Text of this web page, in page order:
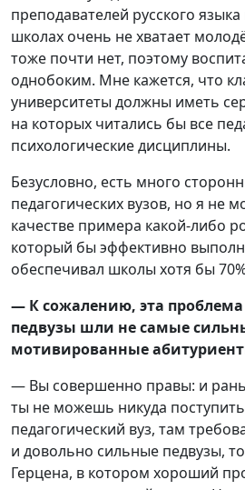
преподавателей русского
школах очень не хватает
тоже почти нет, поэтому
однобоким. Мне кажется, что
университеты должны иметь
на которых читались бы все
психологические дисциплины.
Безусловно, есть много
педагогических вузов, но я не
качестве примера какой-либо
который бы эффективно
обеспечивал школы хотя бы
— К сожалению, эта проблема
педвузы шли не самые
мотивированные
— Вы совершенно правы: и
ты не можешь никуда
педагогический вуз, там
и довольно сильные педвузы,
Герцена, в котором хороший